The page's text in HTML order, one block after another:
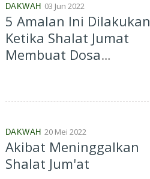
DAKWAH 03 Jun 2022
5 Amalan Ini Dilakukan
Ketika Shalat Jumat
Membuat Dosa
DAKWAH 20 Mei 2022
Akibat Meninggalkan
Shalat Jum'at